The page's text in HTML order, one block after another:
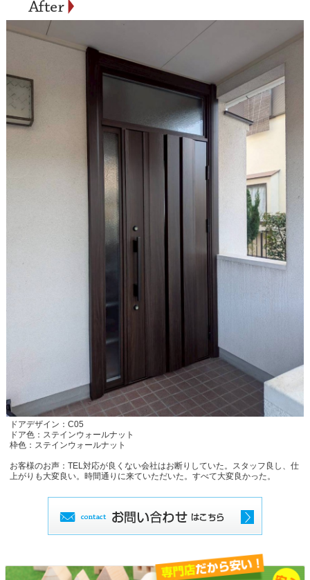
ドアデザイン：C05
ドア色：ステインウォールナット
枠色： ステインウォールナット
お客様のお声：TEL対応が良くない会社はお断りしていた。スタッフ良し、仕
上がりも大変良い。時間通りに来ていただいた。すべて大変良かった。